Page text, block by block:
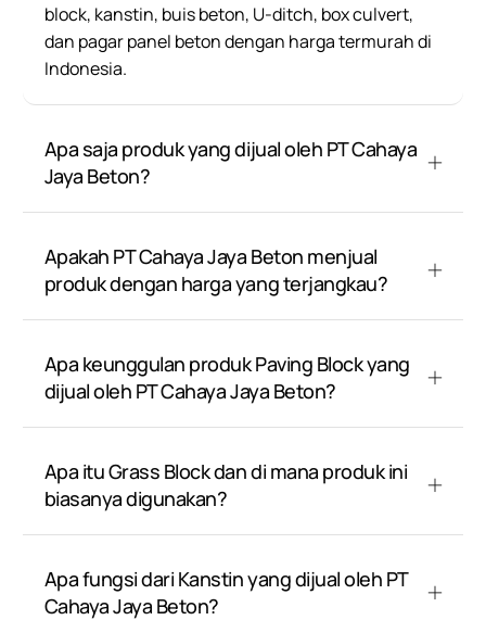
block, kanstin, buis beton, U-ditch, box culvert,
dan pagar panel beton dengan harga termurah di
Indonesia.
Apa saja produk yang dijual oleh PT Cahaya
Jaya Beton?
Apakah PT Cahaya Jaya Beton menjual
produk dengan harga yang terjangkau?
Apa keunggulan produk Paving Block yang
dijual oleh PT Cahaya Jaya Beton?
Apa itu Grass Block dan di mana produk ini
biasanya digunakan?
Apa fungsi dari Kanstin yang dijual oleh PT
Cahaya Jaya Beton?